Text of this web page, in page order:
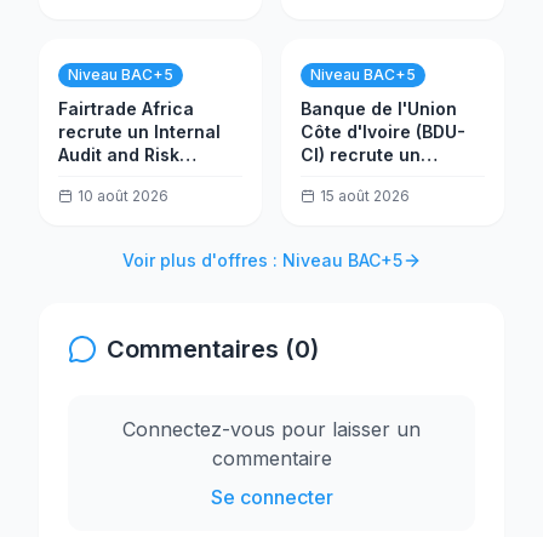
Niveau BAC+5
Fairtrade Africa
recrute un Internal
Audit and Risk
10 août 2026
Niveau BAC+5
Banque de l'Union
Côte d'Ivoire (BDU-
CI) recrute un
Permanent H/F
15 août 2026
Voir plus d'offres : Niveau BAC+5
Commentaires (0)
Connectez-vous pour laisser un
commentaire
Se connecter